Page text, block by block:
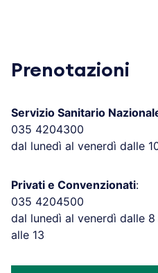
Prenotazioni
Servizio Sanitario
035 4204300
dal lunedì al venerdì dalle
Privati e Convenzionati:
035 4204500
dal lunedì al venerdì dalle
alle 13